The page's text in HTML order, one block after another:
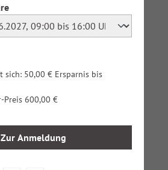
auswählen
sich: 50,00 € Ersparnis bis
Preis 600,00 €
Zur Anmeldung